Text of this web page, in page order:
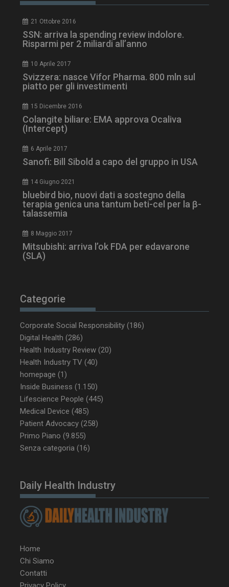
21 Ottobre 2016
SSN: arriva la spending review indolore.
Risparmi per 2 miliardi all’anno
10 Aprile 2017
Svizzera: nasce Vifor Pharma. 800 mln sul
piatto per gli investimenti
15 Dicembre 2016
Colangite biliare: EMA approva Ocaliva
(Intercept)
6 Aprile 2017
Sanofi: Bill Sibold a capo del gruppo in USA
14 Giugno 2021
bluebird bio, nuovi dati a sostegno della
terapia genica una tantum beti-cel per la β-
talassemia
8 Maggio 2017
Mitsubishi: arriva l’ok FDA per edavarone
(SLA)
Categorie
Corporate Social Responsibility (186)
Digital Health (286)
Health Industry Review (20)
Health Industry TV (40)
homepage (1)
Inside Business (1.150)
Lifescience People (445)
Medical Device (485)
Patient Advocacy (258)
Primo Piano (9.855)
Senza categoria (16)
Daily Health Industry
Home
Chi Siamo
Contatti
ironfish-session-id
ARRAffinity
_ga_Z2VT792F98
tracking-sites-
ironfish-tracking-
CookieScriptConsent
CookieScript
www.dailyhealthindustry.it
5 mesi 3